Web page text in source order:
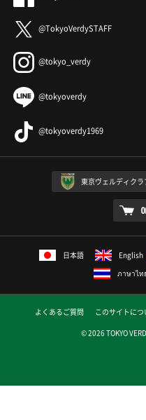
@TokyoVerdySTAFF
@tokyo_verdy
@tokyoverdy
@tokyoverdy1969
東京ヴェルディクラ
日本語 English
ภาษาไท
よくあるご質問 このサイトにつ
© 2026 TOKYO